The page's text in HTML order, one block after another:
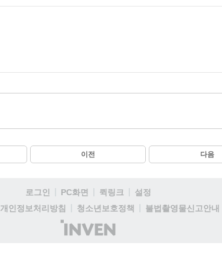
이전 다음
로그인 PC화면 퀵링크
설정
개인정보처리방침 청소년보호정책
불법촬영물신고안내
(주)
인